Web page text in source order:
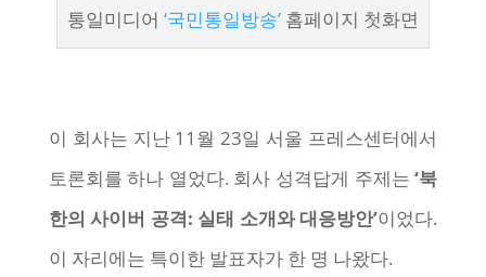
통일미디어 ‘국민통일방송’홈페이지 첫화면
이 회사는 지난 11월 23일 서울 프레스센터에서
토론회를 하나 열었다. 회사 성격답게 주제는‘북
한의 사이버 공격: 실태 소개와 대응방안’이었다.
이 자리에는 특이한 발표자가 한 명 나왔다.